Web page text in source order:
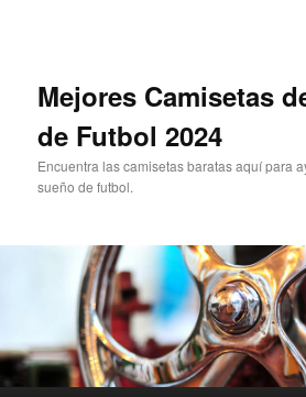
Mejores Camisetas
de Futbol 2024
Encuentra las camisetas baratas aquí para
sueño de futbol.